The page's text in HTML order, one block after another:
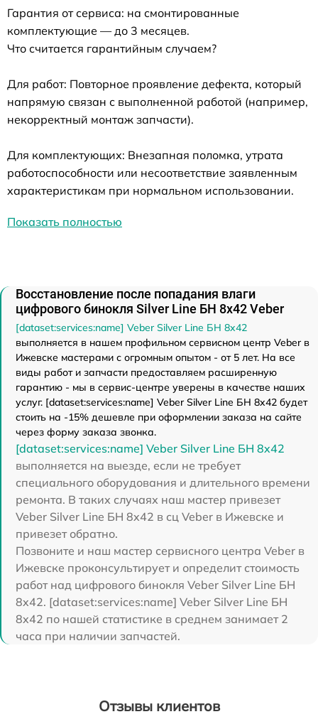
Гарантия от сервиса: на смонтированные
комплектующие — до 3 месяцев.
Что считается гарантийным случаем?
Для работ: Повторное проявление дефекта, который
напрямую связан с выполненной работой (например,
некорректный монтаж запчасти).
Для комплектующих: Внезапная поломка, утрата
работоспособности или несоответствие заявленным
характеристикам при нормальном использовании.
Показать полностью
Восстановление после попадания влаги
цифрового бинокля Silver Line БН 8x42 Veber
[dataset:services:name] Veber Silver Line БН 8x42
выполняется в нашем профильном сервисном центр Veber в
Ижевске мастерами с огромным опытом - от 5 лет. На все
виды работ и запчасти предоставляем расширенную
гарантию - мы в сервис-центре уверены в качестве наших
услуг. [dataset:services:name] Veber Silver Line БН 8x42 будет
стоить на -15% дешевле при оформлении заказа на сайте
через форму заказа звонка.
[dataset:services:name] Veber Silver Line БН 8x42
выполняется на выезде, если не требует
специального оборудования и длительного времени
ремонта. В таких случаях наш мастер привезет
Veber Silver Line БН 8x42 в сц Veber в Ижевске и
привезет обратно.
Позвоните и наш мастер сервисного центра Veber в
Ижевске проконсультирует и определит стоимость
работ над цифрового бинокля Veber Silver Line БН
8x42. [dataset:services:name] Veber Silver Line БН
8x42 по нашей статистике в среднем занимает 2
часа при наличии запчастей.
Отзывы клиентов